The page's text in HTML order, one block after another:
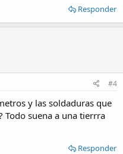
Responder
#4
y las soldaduras que
Todo suena a una tierrra
Responder